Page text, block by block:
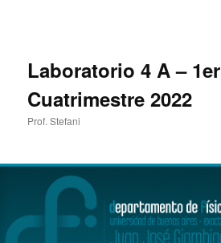
Laboratorio 4 A – 1er
Cuatrimestre 2022
Prof. Stefani